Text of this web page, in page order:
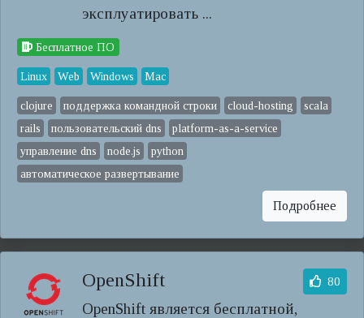
эксплуатировать ...
Бесплатное ПО
Linux Web Windows Mac
clojure поддержка командной строки cloud-hosting
scala
rails
пользовательский dns
platform-as-a-service
управление dns
node.js
python
автоматическое развертывание
Подробнее
OpenShift
OpenShift является бесплатной,
80